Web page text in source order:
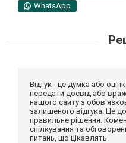
WhatsApp
Відгук - це думка або
передати досвід або
нашого сайту з
залишеного відгука. Це
правильне рішення.
спілкування та
питань, що цікавлять.